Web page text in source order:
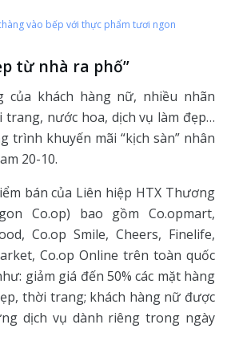
vào bếp với thực phẩm tươi ngon
từ nhà ra phố”
của khách hàng nữ, nhiều nhãn
trang, nước hoa, dịch vụ làm đẹp…
trình khuyến mãi “kịch sàn” nhân
20-10.
bán của Liên hiệp HTX Thương
Co.op) bao gồm Co.opmart,
Co.op Smile, Cheers, Finelife,
Co.op Online trên toàn quốc
giảm giá đến 50% các mặt hàng
thời trang; khách hàng nữ được
dịch vụ dành riêng trong ngày